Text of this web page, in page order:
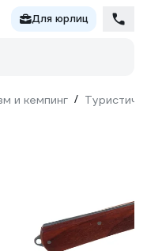
Для юрлиц
и кемпинг /